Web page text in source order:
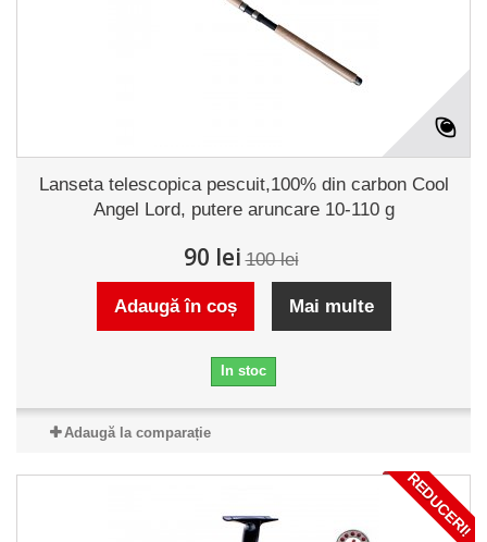
Lanseta telescopica pescuit,100% din carbon Cool
Angel Lord, putere aruncare 10-110 g
90 lei 100 lei
Adaugă în coș Mai multe
In stoc
Adaugă la comparație
REDUCERI!